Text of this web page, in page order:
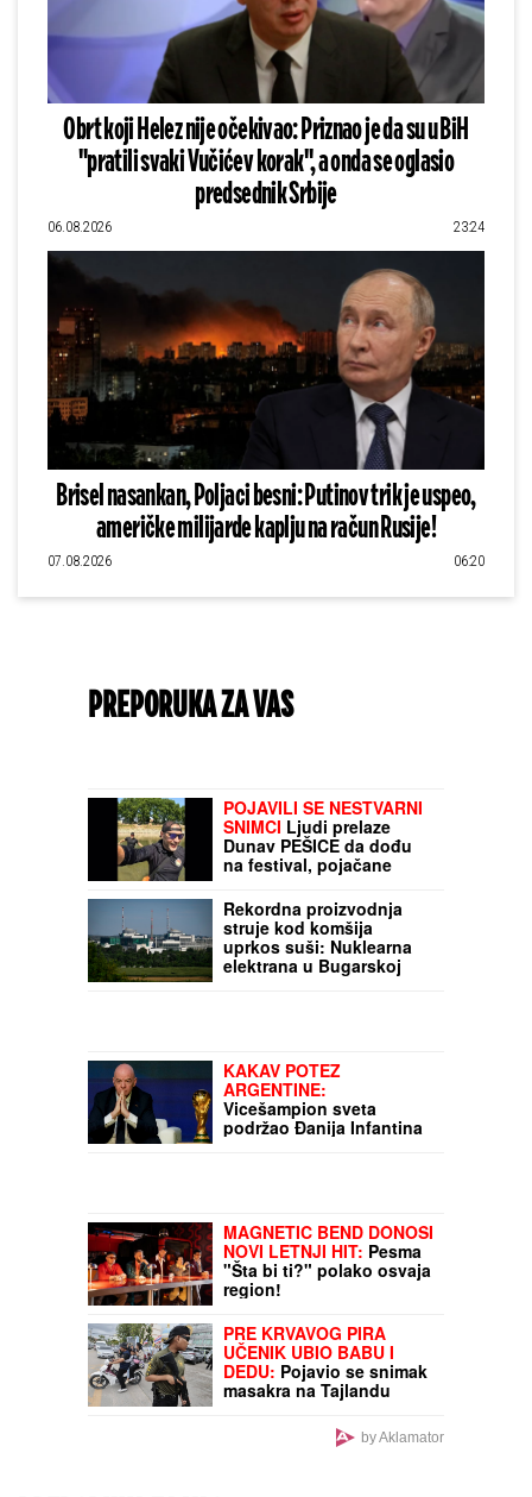
Obrt koji Helez nije očekivao: Priznao je da su u BiH
"pratili svaki Vučićev korak", a onda se oglasio
predsednik Srbije
06.08.2026 23:24
Brisel nasankan, Poljaci besni: Putinov trik je uspeo,
američke milijarde kaplju na račun Rusije!
07.08.2026 06:20
PREPORUKA ZA VAS
POJAVILI SE NESTVARNI
SNIMCILjudi prelaze
Dunav PEŠICE da dođu
na festival, pojačane
elektrana u Bugarskoj
radi normalno